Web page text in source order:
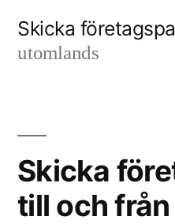
Skicka
utomlands
Skicka
till och